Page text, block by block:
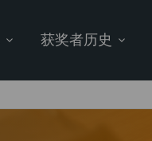
获奖者历史